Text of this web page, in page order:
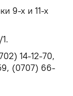
9-х и 11-х
14-12-70,
(0707) 66-